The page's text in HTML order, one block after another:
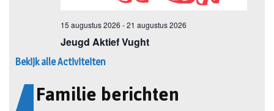
Bekijk alle Activiteiten
Familie berichten